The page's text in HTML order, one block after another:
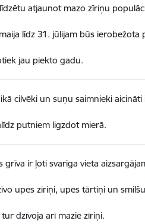
atjaunot mazo zīriņu
līdz 31. jūlijam būs ierobežota
jau piekto gadu.
cilvēki un suņu saimnieki
putniem ligzdot mierā.
grīva ir ļoti svarīga vieta
upes zīriņi, upes tārtiņi un
dzīvoja arī mazie zīriņi.